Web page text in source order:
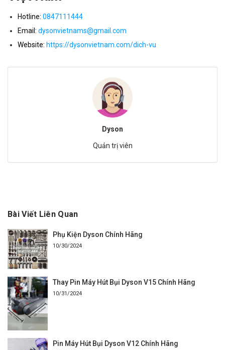
Hotline: 0847111444
Email: dysonvietnams@gmail.com
Website: https://dysonvietnam.com/dich-vu
Dyson
Quản trị viên
Bài Viết Liên Quan
Phụ Kiện Dyson Chính Hãng
10/30/2024
Thay Pin Máy Hút Bụi Dyson V15 Chính Hãng
10/31/2024
Pin Máy Hút Bụi Dyson V12 Chính Hãng